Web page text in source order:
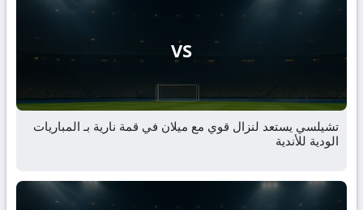
VS
تشيلسي يستعد لنزال قوي مع ميلان في قمة نارية بـ المباريات
الودية للأندية